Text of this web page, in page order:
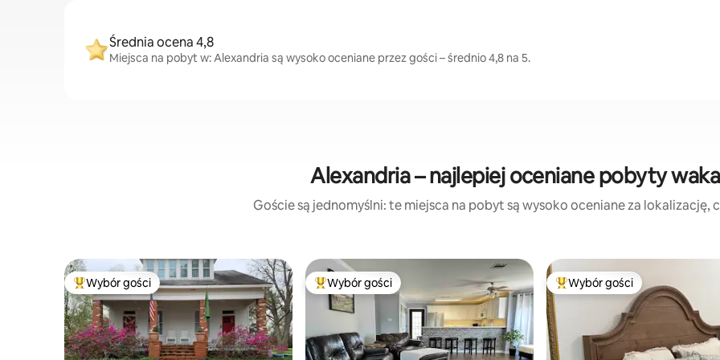
Średnia ocena 4,8
Miejsca na pobyt w: Alexandria są wysoko oceniane przez gości – średnio 4,8 na 5.
Alexandria – najlepiej oceniane pobyty
Goście są jednomyślni: te miejsca na pobyt są wysoko oceniane za lokalizację,
Najpopularniejsze z kategorii Wybór gości
Wybór gości Najpopularniejsze z kategorii Wybór gości
Wybór gości Najpopularniejsze z kategorii
Wybór gości